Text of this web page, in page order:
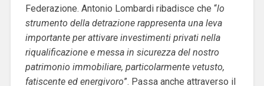
Federazione. Antonio Lombardi ribadisce che “lo
strumento della detrazione rappresenta una leva
importante per attivare investimenti privati nella
riqualificazione e messa in sicurezza del nostro
patrimonio immobiliare, particolarmente vetusto,
fatiscente ed energivoro”. Passa anche attraverso il